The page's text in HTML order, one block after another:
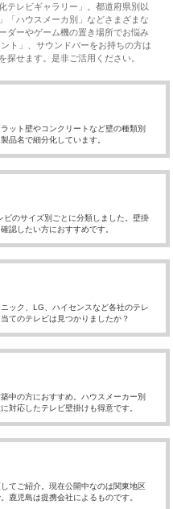
テレビギャラリー」。都道府県別以
「ハウスメーカ別」などさまざまな
ダーやゲーム機の置き場所でお悩み
ト」、サウンドバーをお持ちの方は
探せます。是非ご活用ください。
ット壁やコンクリートなど壁の種類別
品名で細分化しています。
のサイズ別ごとに分類しました。壁掛
認したい方におすすめです。
ック、LG、ハイセンスなど各社のテレ
てのテレビは見つかりましたか？
中の方におすすめ。ハウスメーカー別
対応したテレビ壁掛けも得意です。
てご紹介。現在公開中なのは関東地区
鹿児島は提携会社によるものです。